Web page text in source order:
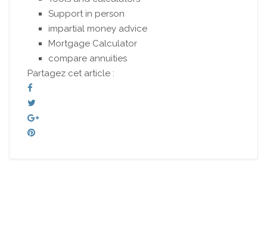
Support in person
impartial money advice
Mortgage Calculator
compare annuities
Partagez cet article :